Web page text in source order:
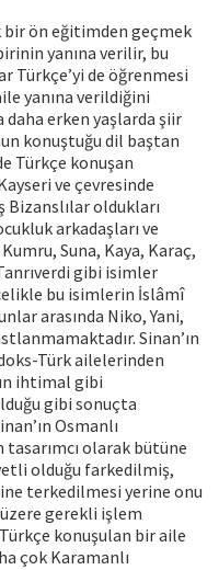
bir ön eğitimden geçmek
yanına verilir, bu
Türkçe’yi de öğrenmesi
yanına verildiğini
daha erken yaşlarda şiir
konuştuğu dil baştan
Türkçe konuşan
ve çevresinde
Bizanslılar oldukları
arkadaşları ve
Suna, Kaya, Karaç,
gibi isimler
bu isimlerin İslâmî
arasında Niko, Yani,
Sinan’ın
Türk ailelerinden
ihtimal gibi
gibi sonuçta
Osmanlı
olarak bütüne
olduğu farkedilmiş,
terkedilmesi yerine onu
gerekli işlem
konuşulan bir aile
çok Karamanlı